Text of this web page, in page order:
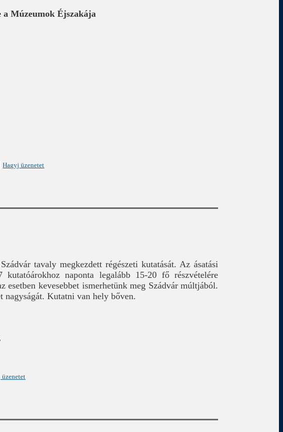
Múzeumok Éjszakája
Hagyj üzenetet
tavaly megkezdett régészeti kutatását. Az ásatási
naponta legalább 15-20 fő részvételére
kevesebbet ismerhetünk meg Szádvár múltjából.
nagyságát. Kutatni van hely bőven.
üzenetet